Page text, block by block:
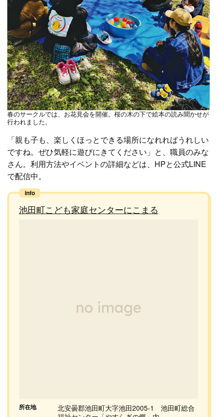
春のサークルでは、お花見会を開催。桜の木の下で絵本の読み聞かせが
行われました。
「親も子も、楽しくほっとできる場所になれればうれしい
ですね。ぜひ気軽に遊びにきてください」と、職員のみな
さん。利用方法やイベントの詳細などは、HPと公式LINE
で配信中。
池田町こども家庭センターにこまる
所在地
北安曇郡池田町大字池田2005-1 池田町総合